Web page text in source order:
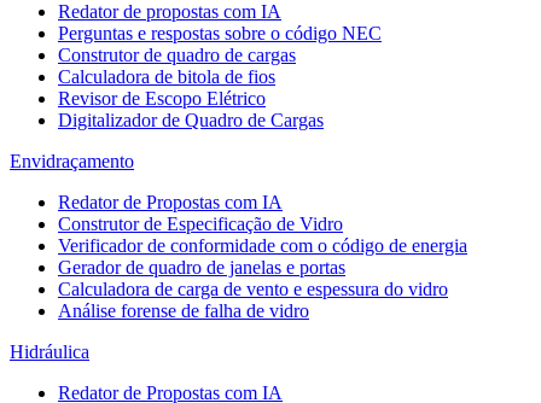
Redator de propostas com IA
Perguntas e respostas sobre o código NEC
Construtor de quadro de cargas
Calculadora de bitola de fios
Revisor de Escopo Elétrico
Digitalizador de Quadro de Cargas
Envidraçamento
Redator de Propostas com IA
Construtor de Especificação de Vidro
Verificador de conformidade com o código de energia
Gerador de quadro de janelas e portas
Calculadora de carga de vento e espessura do vidro
Análise forense de falha de vidro
Hidráulica
Redator de Propostas com IA